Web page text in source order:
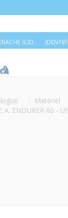
SUD :
Matériel
A. ENDURER 60 -